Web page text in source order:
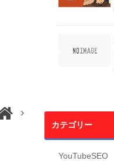
カテゴリー
YouTubeSEO